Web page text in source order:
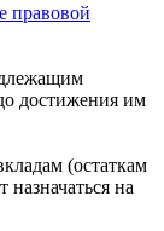
правовой
достижения им
(остаткам
на